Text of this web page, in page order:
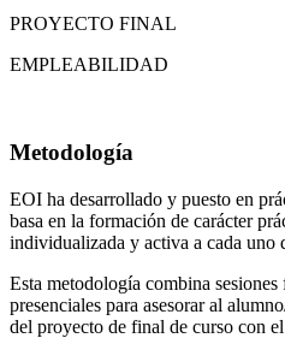
PROYECTO FINAL
EMPLEABILIDAD
Metodología
EOI ha desarrollado y puesto en
basa en la formación de carácter
individualizada y activa a cada uno
Esta metodología combina
presenciales para asesorar al
del proyecto de final de curso con